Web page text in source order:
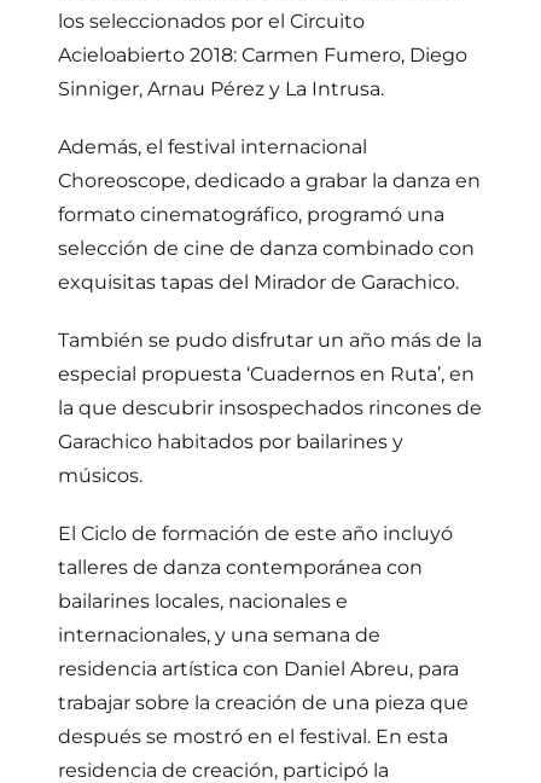
los seleccionados por el Circuito
Acieloabierto 2018: Carmen Fumero, Diego
Sinniger, Arnau Pérez y La Intrusa.
Además, el festival internacional
Choreoscope, dedicado a grabar la danza en
formato cinematográfico, programó una
selección de cine de danza combinado con
exquisitas tapas del Mirador de Garachico.
También se pudo disfrutar un año más de la
especial propuesta ‘Cuadernos en Ruta’, en
la que descubrir insospechados rincones de
Garachico habitados por bailarines y
músicos.
El Ciclo de formación de este año incluyó
talleres de danza contemporánea con
bailarines locales, nacionales e
internacionales, y una semana de
residencia artística con Daniel Abreu, para
trabajar sobre la creación de una pieza que
después se mostró en el festival. En esta
residencia de creación, participó la